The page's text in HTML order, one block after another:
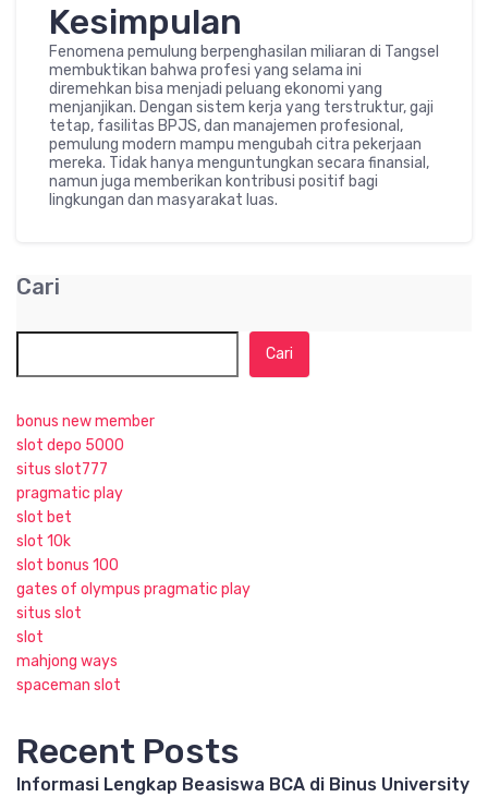
Kesimpulan
Fenomena pemulung berpenghasilan miliaran di Tangsel
membuktikan bahwa profesi yang selama ini
diremehkan bisa menjadi peluang ekonomi yang
menjanjikan. Dengan sistem kerja yang terstruktur, gaji
tetap, fasilitas BPJS, dan manajemen profesional,
pemulung modern mampu mengubah citra pekerjaan
mereka. Tidak hanya menguntungkan secara finansial,
namun juga memberikan kontribusi positif bagi
lingkungan dan masyarakat luas.
Cari
Cari
bonus new member
slot depo 5000
situs slot777
pragmatic play
slot bet
slot 10k
slot bonus 100
gates of olympus pragmatic play
situs slot
slot
mahjong ways
spaceman slot
Recent Posts
Informasi Lengkap Beasiswa BCA di Binus University